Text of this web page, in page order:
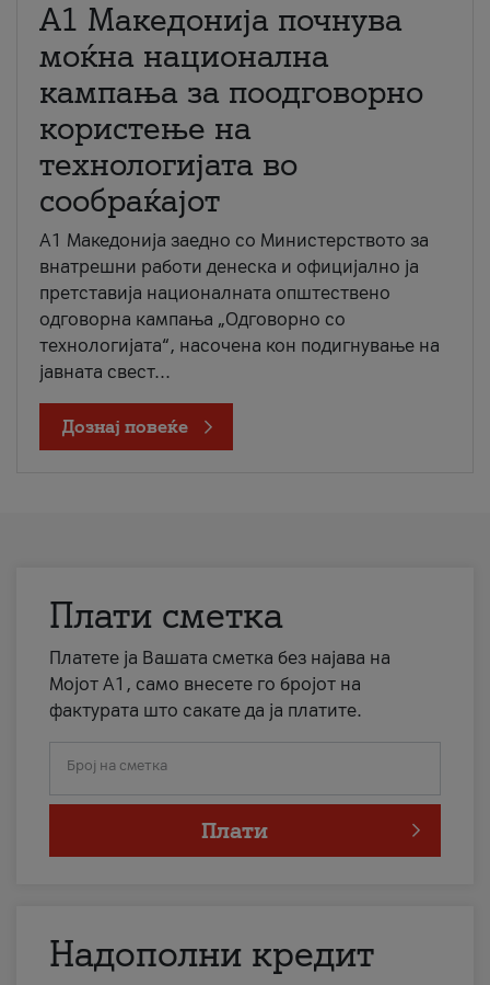
A1 Македонија почнува
моќна национална
кампања за поодговорно
користење на
технологијата во
сообраќајот
A1 Македонија заедно со Министерството за
внатрешни работи денеска и официјално ја
претставија националната општествено
одговорна кампања „Одговорно со
технологијата“, насочена кон подигнување на
јавната свест...
Дознај повеќе
Плати сметка
Платете ја Вашата сметка без најава на
Мојот А1, само внесете го бројот на
фактурата што сакате да ја платите.
Број на сметка
Плати
Надополни кредит